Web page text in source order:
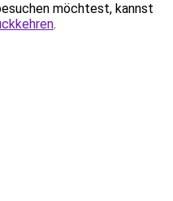
möchtest, kannst
.